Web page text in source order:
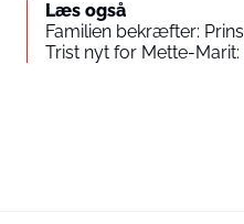
Læs også
Familien bekræfter:
Trist nyt for Mette-